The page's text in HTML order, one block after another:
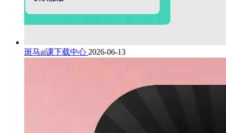
斑马ai课下载中心 2026-06-13